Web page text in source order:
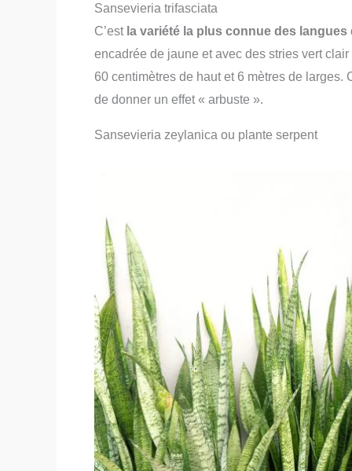
Sansevieria trifasciata
C’est la variété la plus connue des langues
encadrée de jaune et avec des stries vert
60 centimètres de haut et 6 mètres de larges.
de donner un effet « arbuste ».
Sansevieria zeylanica ou plante serpent